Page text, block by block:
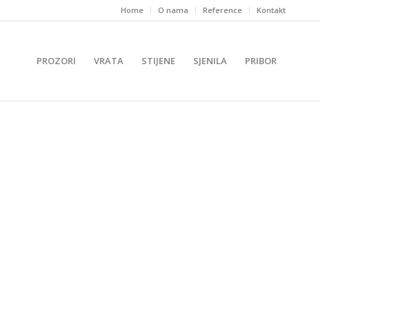
Home O nama Reference Kontakt
PROZORI VRATA STIJENE SJENILA PRIBOR